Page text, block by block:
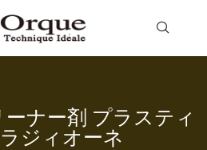
ナー剤 プラスティ
ジィオーネ